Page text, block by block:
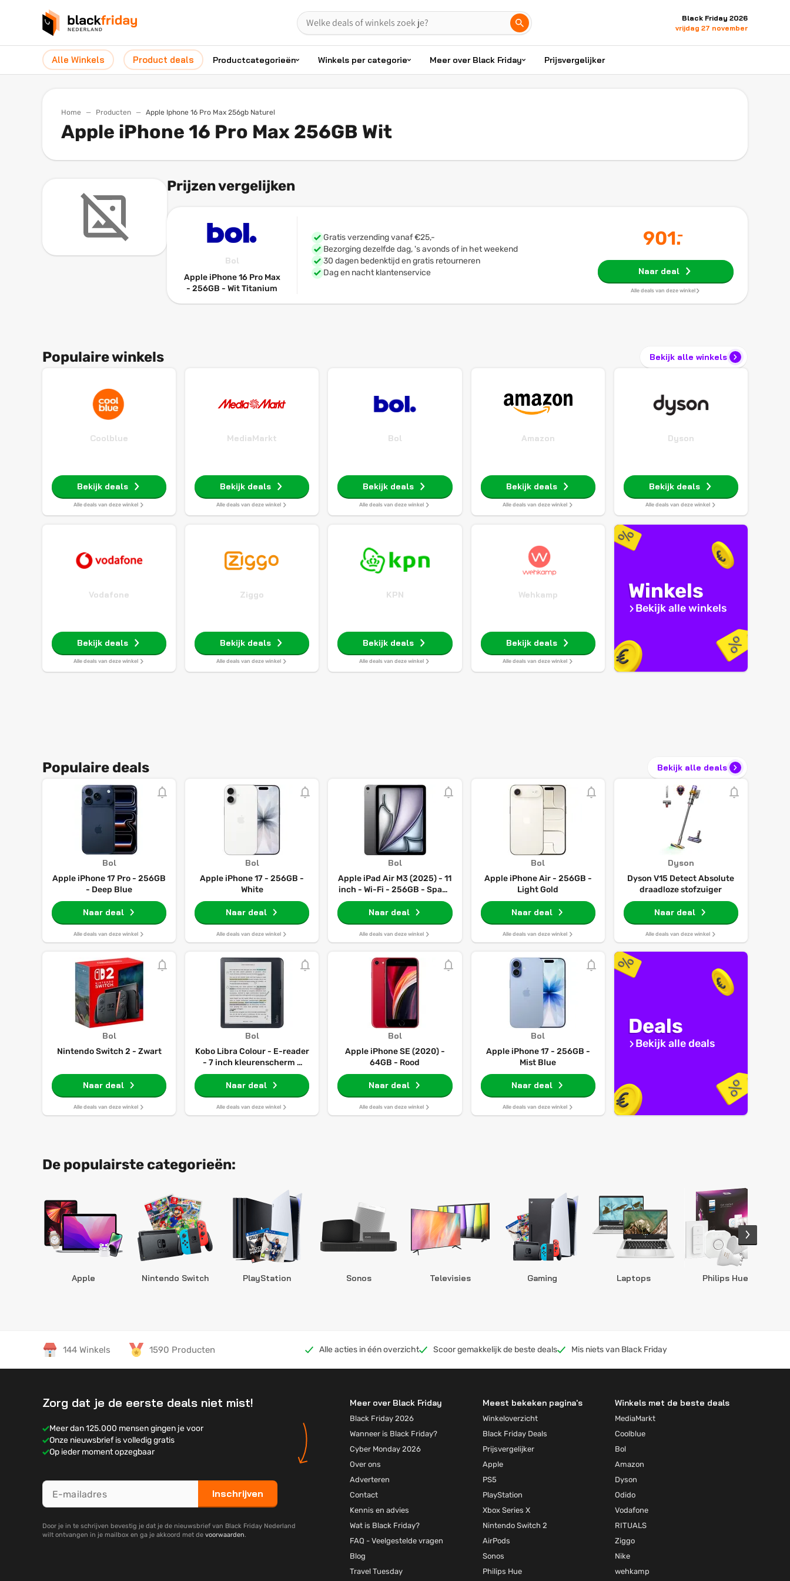
Black Friday 2026
vrijdag 27 november
Alle Winkels Product deals Productcategorieën Winkels per categorie Meer over Black Friday Prijsvergelijker
Home Producten Apple Iphone 16 Pro Max 256gb Naturel
Apple iPhone 16 Pro Max 256GB Wit
Prijzen vergelijken
Bol
Apple iPhone 16 Pro Max
- 256GB - Wit Titanium
Gratis verzending vanaf €25,-
Bezorging dezelfde dag, 's avonds of in het weekend
30 dagen bedenktijd en gratis retourneren
Dag en nacht klantenservice
901.
-
Naar deal
Alle deals van deze winkel
Populaire winkels Bekijk alle winkels
Coolblue
Bekijk deals
Alle deals van deze winkel
MediaMarkt
Bekijk deals
Alle deals van deze winkel
Bol
Bekijk deals
Alle deals van deze winkel
Amazon
Bekijk deals
Alle deals van deze winkel
Dyson
Bekijk deals
Alle deals van deze winkel
Vodafone
Bekijk deals
Alle deals van deze winkel
Ziggo
Bekijk deals
Alle deals van deze winkel
KPN
Bekijk deals
Alle deals van deze winkel
Wehkamp
Bekijk deals
Alle deals van deze winkel
Winkels
Bekijk alle winkels
Populaire deals Bekijk alle deals
Bol
Apple iPhone 17 Pro - 256GB
- Deep Blue
Naar deal
Alle deals van deze winkel
Bol
Apple iPhone 17 - 256GB -
White
Naar deal
Alle deals van deze winkel
Bol
Apple iPad Air M3 (2025) - 11
inch - Wi-Fi - 256GB - Space
Grey - 7e generatie
Naar deal
Alle deals van deze winkel
Bol
Apple iPhone Air - 256GB -
Light Gold
Naar deal
Alle deals van deze winkel
Dyson
Dyson V15 Detect Absolute
draadloze stofzuiger
Naar deal
Alle deals van deze winkel
Bol
Nintendo Switch 2 - Zwart
Naar deal
Alle deals van deze winkel
Bol
Kobo Libra Colour - E-reader
- 7 inch kleurenscherm -
32GB - Luisterboeken -
Zwart
Naar deal
Alle deals van deze winkel
Bol
Apple iPhone SE (2020) -
64GB - Rood
Naar deal
Alle deals van deze winkel
Bol
Apple iPhone 17 - 256GB -
Mist Blue
Naar deal
Alle deals van deze winkel
Deals
Bekijk alle deals
De populairste categorieën:
Apple Nintendo Switch PlayStation Sonos Televisies Gaming Laptops Philips Hue
144 Winkels 1590 Producten Alle acties in één overzicht Scoor gemakkelijk de beste deals Mis niets van Black Friday
Zorg dat je de eerste deals niet mist!
Meer dan 125.000 mensen gingen je voor
Onze nieuwsbrief is volledig gratis
Op ieder moment opzegbaar
Inschrijven
Door je in te schrijven bevestig je dat je de nieuwsbrief van Black Friday Nederland
wilt ontvangen in je mailbox en ga je akkoord met de voorwaarden.
Meer over Black Friday
Black Friday 2026
Wanneer is Black Friday?
Cyber Monday 2026
Over ons
Adverteren
Contact
Kennis en advies
Wat is Black Friday?
FAQ - Veelgestelde vragen
Blog
Travel Tuesday
Meest bekeken pagina's
Winkeloverzicht
Black Friday Deals
Prijsvergelijker
Apple
PS5
PlayStation
Xbox Series X
Nintendo Switch 2
AirPods
Sonos
Philips Hue
Winkels met de beste deals
MediaMarkt
Coolblue
Bol
Amazon
Dyson
Odido
Vodafone
RITUALS
Ziggo
Nike
wehkamp